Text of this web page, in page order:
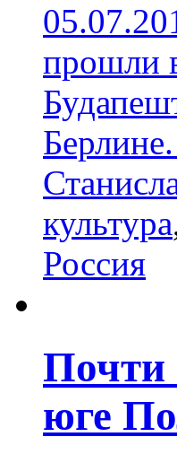
прошли
Берлине.
культура
Россия
Почти
юге